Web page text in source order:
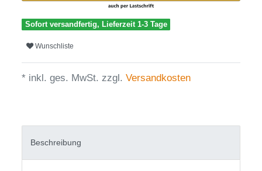
Sofort versandfertig, Lieferzeit 1-3 Tage
Wunschliste
* inkl. ges. MwSt. zzgl. Versandkosten
Beschreibung